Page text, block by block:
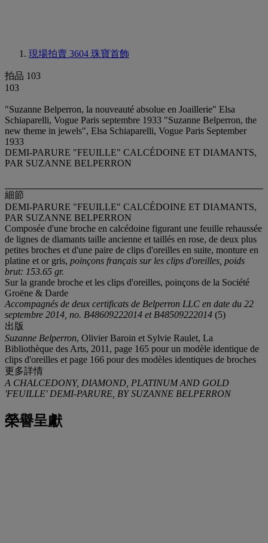
現場拍賣 3604 珠寶首飾
拍品 103
103
"Suzanne Belperron, la nouveauté absolue en Joaillerie" Elsa
Schiaparelli, Vogue Paris septembre 1933 "Suzanne Belperron, the
new theme in jewels", Elsa Schiaparelli, Vogue Paris September
1933
DEMI-PARURE "FEUILLE" CALCÉDOINE ET DIAMANTS,
PAR SUZANNE BELPERRON
細節
DEMI-PARURE "FEUILLE" CALCÉDOINE ET DIAMANTS,
PAR SUZANNE BELPERRON
Composée d'une broche en calcédoine figurant une feuille rehaussée
de lignes de diamants taille ancienne et taillés en rose, de deux plus
petites broches et d'une paire de clips d'oreilles en suite, monture en
platine et or gris, poinçons français sur les clips d'oreilles, poids
brut: 153.65 gr.
Sur la grande broche et les clips d'oreilles, poinçons de la Société
Groëne & Darde
Accompagnés de deux certificats de Belperron LLC en date du 22
septembre 2014, no. B48609222014 et B48509222014 (5)
出版
Suzanne Belperron, Olivier Baroin et Sylvie Raulet, La
Bibliothèque des Arts, 2011, page 165 pour un modèle identique de
clips d'oreilles et page 166 pour des modèles identiques de broches
更多詳情
A CHALCEDONY, DIAMOND, PLATINUM AND GOLD
'FEUILLE' DEMI-PARURE, BY SUZANNE BELPERRON
榮譽呈獻